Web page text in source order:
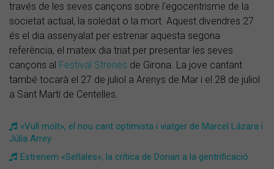
través de les seves cançons sobre l'egocentrisme de la
societat actual, la soledat o la mort. Aquest divendres 27
és el dia assenyalat per estrenar aquesta segona
referència, el mateix dia triat per presentar les seves
cançons al Festival Strenes de Girona. La jove cantant
també tocarà el 27 de juliol a Arenys de Mar i el 28 de juliol
a Sant Martí de Centelles.
«Vull molt», el nou cant optimista i viatger de Marcel Lázara i
Júlia Arrey
Estrenem «Señales», la crítica de Dorian a la gentrificació